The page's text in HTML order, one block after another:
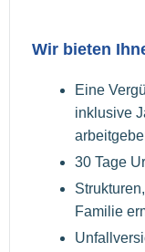
Wir bieten
Eine
inklusive
30 Tage
Familie